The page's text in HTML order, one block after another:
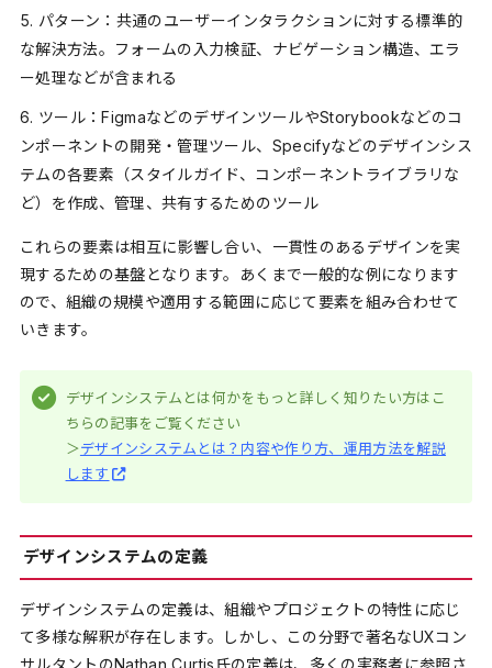
パターン：共通のユーザーインタラクションに対する標準的
な解決方法。フォームの入力検証、ナビゲーション構造、エラ
ー処理などが含まれる
ツール：FigmaなどのデザインツールやStorybookなどのコ
ンポーネントの開発・管理ツール、Specifyなどのデザインシス
テムの各要素（スタイルガイド、コンポーネントライブラリな
ど）を作成、管理、共有するためのツール
これらの要素は相互に影響し合い、一貫性のあるデザインを実
現するための基盤となります。あくまで一般的な例になります
ので、組織の規模や適用する範囲に応じて要素を組み合わせて
いきます。
デザインシステムとは何かをもっと詳しく知りたい方はこ
ちらの記事をご覧ください
＞デザインシステムとは？内容や作り方、運用方法を解説
します
デザインシステムの定義
デザインシステムの定義は、組織やプロジェクトの特性に応じ
て多様な解釈が存在します。しかし、この分野で著名なUXコン